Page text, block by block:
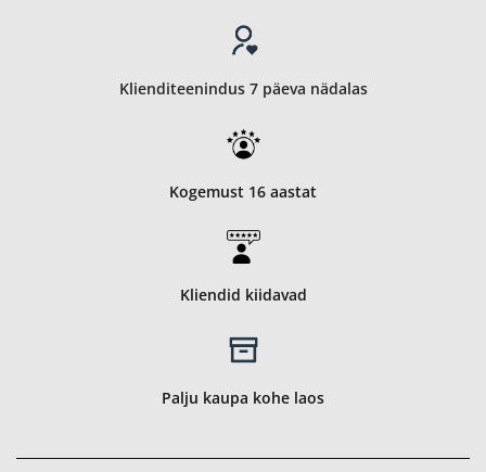
Klienditeenindus 7 päeva nädalas
Kogemust 16 aastat
Kliendid kiidavad
Palju kaupa kohe laos